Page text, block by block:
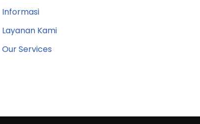
Informasi
Layanan Kami
Our Services